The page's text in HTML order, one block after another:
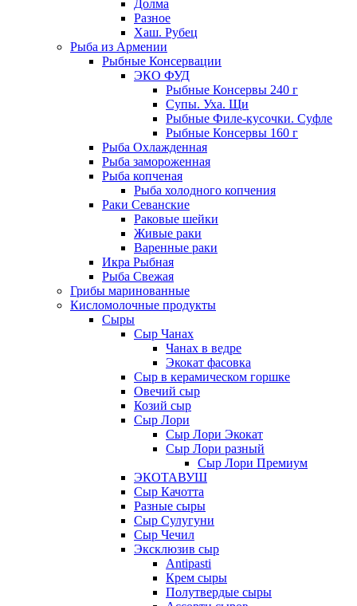
Долма
Разное
Хаш. Рубец
Рыба из Армении
Рыбные Консервации
ЭКО ФУД
Рыбные Консервы 240 г
Супы. Уха. Щи
Рыбные Филе-кусочки. Суфле
Рыбные Консервы 160 г
Рыба Охлажденная
Рыба замороженная
Рыба копченая
Рыба холодного копчения
Раки Севанские
Раковые шейки
Живые раки
Варенные раки
Икра Рыбная
Рыба Свежая
Грибы маринованные
Кисломолочные продукты
Сыры
Сыр Чанах
Чанах в ведре
Экокат фасовка
Сыр в керамическом горшке
Овечий сыр
Козий сыр
Сыр Лори
Сыр Лори Экокат
Сыр Лори разный
Сыр Лори Премиум
ЭКОТАВУШ
Сыр Качотта
Разные сыры
Сыр Сулугуни
Сыр Чечил
Эксклюзив сыр
Antipasti
Крем сыры
Полутвердые сыры